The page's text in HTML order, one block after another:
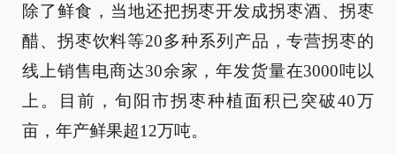
除了鲜食，当地还把拐枣开发成拐枣酒、拐枣
醋、拐枣饮料等20多种系列产品，专营拐枣的
线上销售电商达30余家，年发货量在3000吨以
上。目前，旬阳市拐枣种植面积已突破40万
亩，年产鲜果超12万吨。